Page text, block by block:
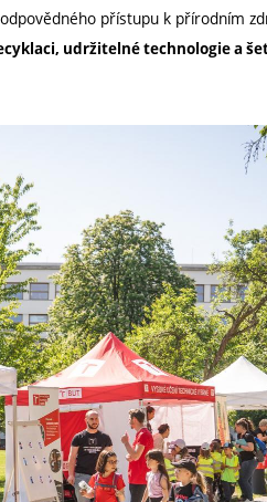
přístupu k přírodním
udržitelné technologie a